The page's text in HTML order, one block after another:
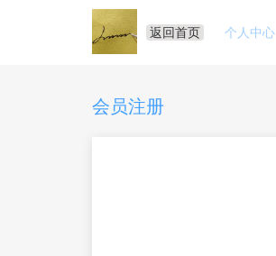
返回首页 个人中心
会员注册